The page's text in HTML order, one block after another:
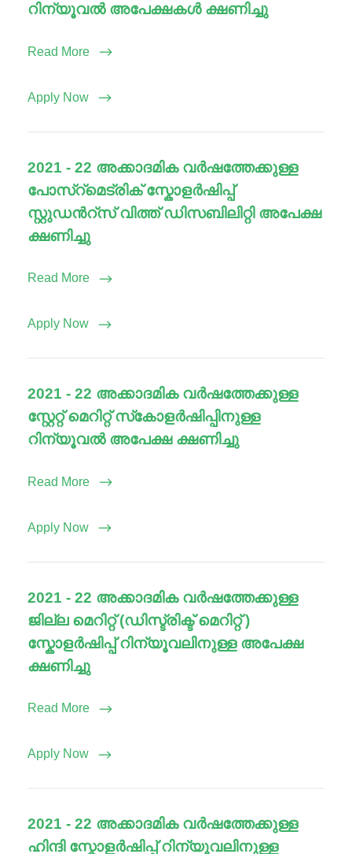
റിന്യൂവൽ അപേക്ഷകൾ ക്ഷണിച്ചു
Read More
Apply Now
2021 - 22 അക്കാദമിക വർഷത്തേക്കുള്ള
പോസ്‌റ്‌മെട്രിക് സ്കോളർഷിപ്പ്
സ്റ്റുഡൻറ്സ് വിത്ത് ഡിസബിലിറ്റി അപേക്ഷ
ക്ഷണിച്ചു
Read More
Apply Now
2021 - 22 അക്കാദമിക വർഷത്തേക്കുള്ള
സ്റ്റേറ്റ് മെറിറ്റ് സ്‌കോളർഷിപ്പിനുള്ള
റിന്യൂവൽ അപേക്ഷ ക്ഷണിച്ചു
Read More
Apply Now
2021 - 22 അക്കാദമിക വർഷത്തേക്കുള്ള
ജില്ല മെറിറ്റ് (ഡിസ്ട്രിക്ട് മെറിറ്റ് )
സ്കോളർഷിപ്പ് റിന്യൂവലിനുള്ള അപേക്ഷ
ക്ഷണിച്ചു
Read More
Apply Now
2021 - 22 അക്കാദമിക വർഷത്തേക്കുള്ള
ഹിന്ദി സ്കോളർഷിപ്പ് റിന്യൂവലിനുള്ള